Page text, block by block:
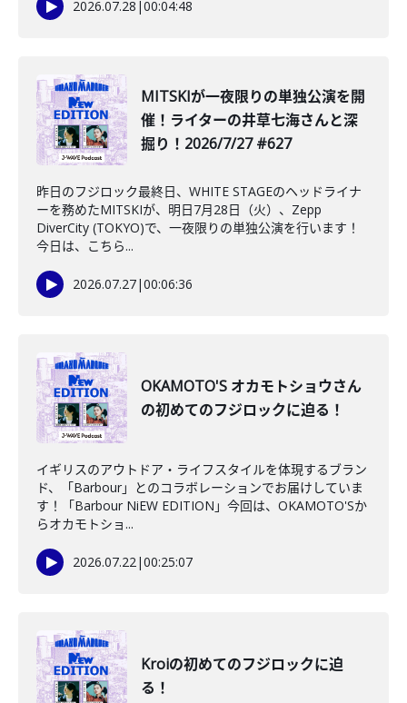
2026.07.28 |00:04:48
MITSKIが一夜限りの単独公演を開
催！ライターの井草七海さんと深
掘り！2026/7/27 #627
昨日のフジロック最終日、WHITE STAGEのヘッドライナ
ーを務めたMITSKIが、明日7月28日（火）、Zepp
DiverCity (TOKYO)で、一夜限りの単独公演を行います！
今日は、こちら...
2026.07.27|00:06:36
OKAMOTO'S オカモトショウさん
の初めてのフジロックに迫る！
イギリスのアウトドア・ライフスタイルを体現するブラン
ド、「Barbour」とのコラボレーションでお届けしていま
す！「Barbour NiEW EDITION」今回は、OKAMOTO'Sか
らオカモトショ...
2026.07.22|00:25:07
Kroiの初めてのフジロックに迫
る！